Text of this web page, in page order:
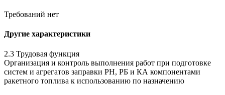
Требований нет
Другие характеристики
2.3 Трудовая функция
Организация и контроль выполнения работ при подготовке
систем и агрегатов заправки РН, РБ и КА компонентами
ракетного топлива к использованию по назначению